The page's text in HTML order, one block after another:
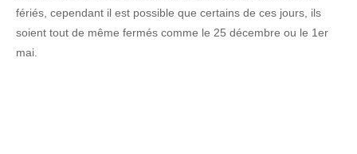
fériés, cependant il est possible que certains de ces jours, ils
soient tout de même fermés comme le 25 décembre ou le 1er
mai.